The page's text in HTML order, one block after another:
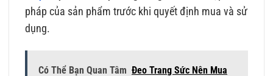
pháp của sản phẩm trước khi quyết định mua và sử
dụng.
Có Thể Bạn Quan Tâm Đeo Trang Sức Nên Mua